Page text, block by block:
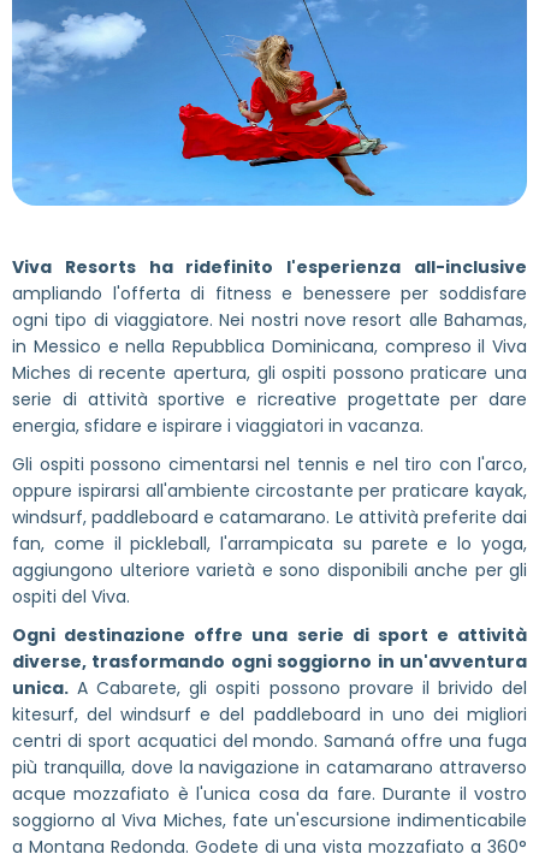
Viva Resorts ha ridefinito l'esperienza all-inclusive
ampliando l'offerta di fitness e benessere per soddisfare
ogni tipo di viaggiatore. Nei nostri nove resort alle Bahamas,
in Messico e nella Repubblica Dominicana, compreso il Viva
Miches di recente apertura, gli ospiti possono praticare una
serie di attività sportive e ricreative progettate per dare
energia, sfidare e ispirare i viaggiatori in vacanza.
Gli ospiti possono cimentarsi nel tennis e nel tiro con l'arco,
oppure ispirarsi all'ambiente circostante per praticare kayak,
windsurf, paddleboard e catamarano. Le attività preferite dai
fan, come il pickleball, l'arrampicata su parete e lo yoga,
aggiungono ulteriore varietà e sono disponibili anche per gli
ospiti del Viva.
Ogni destinazione offre una serie di sport e attività
diverse, trasformando ogni soggiorno in un'avventura
unica. A Cabarete, gli ospiti possono provare il brivido del
kitesurf, del windsurf e del paddleboard in uno dei migliori
centri di sport acquatici del mondo. Samaná offre una fuga
più tranquilla, dove la navigazione in catamarano attraverso
acque mozzafiato è l'unica cosa da fare. Durante il vostro
soggiorno al Viva Miches, fate un'escursione indimenticabile
a Montana Redonda. Godete di una vista mozzafiato a 360°